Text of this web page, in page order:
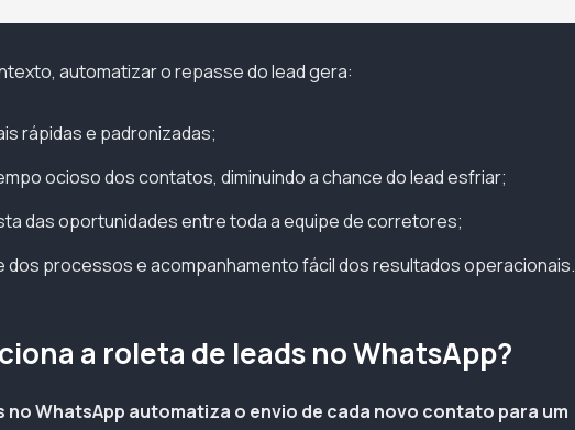
automatizar o repasse do lead gera:
rápidas e padronizadas;
ocioso dos contatos, diminuindo a chance do lead esfriar;
das oportunidades entre toda a equipe de corretores;
dos processos e acompanhamento fácil dos resultados operacionais.
a roleta de leads no WhatsApp?
no WhatsApp automatiza o envio de cada novo contato para um